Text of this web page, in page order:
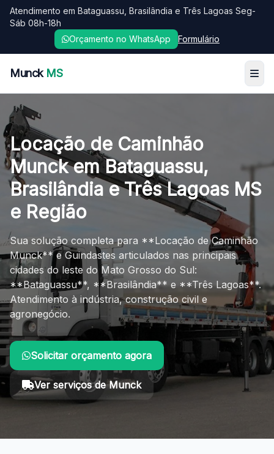
Atendimento em Bataguassu, Brasilândia e Três Lagoas Seg-
Sáb 08h-18h
Orçamento no WhatsApp
Formulário
Munck MS
Locação de Caminhão
Munck em Bataguassu,
Brasilândia e Três Lagoas MS
e Região
Sua solução completa para **Locação de Caminhão
Munck** e Guindastes articulados nas principais
cidades do leste do Mato Grosso do Sul:
**Bataguassu**, **Brasilândia** e **Três Lagoas**.
Atendimento à indústria, construção civil e
agronegócio.
Solicitar orçamento agora
Ver serviços de Munck
Você está em: Início > Locação de Caminhão Munck >